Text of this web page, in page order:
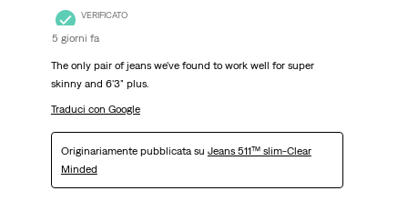
VERIFICATO
5 giorni fa
The only pair of jeans we've found to work well for super
skinny and 6'3" plus.
Traduci con Google
Originariamente pubblicata su Jeans 511™ slim-Clear
Minded